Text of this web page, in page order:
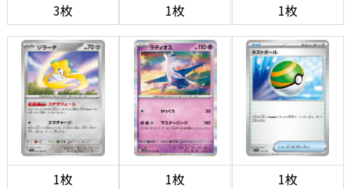
3枚 1枚 1枚
1枚 1枚 1枚